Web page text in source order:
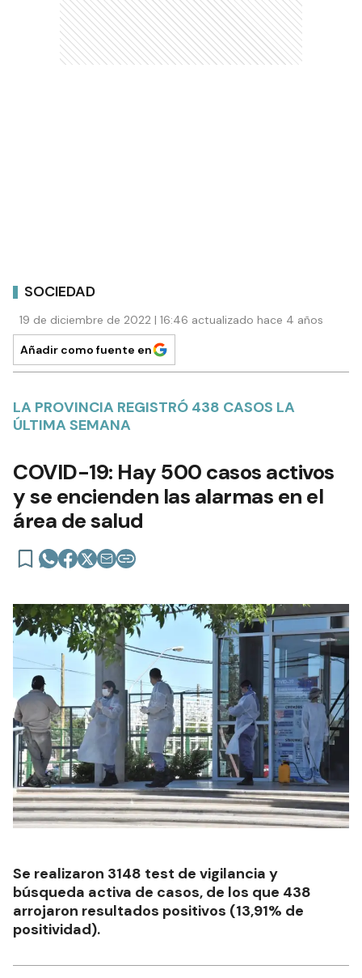
SOCIEDAD
19 de diciembre de 2022 | 16:46 actualizado hace 4 años
Añadir como fuente en
LA PROVINCIA REGISTRÓ 438 CASOS LA
ÚLTIMA SEMANA
COVID-19: Hay 500 casos activos
y se encienden las alarmas en el
área de salud
Se realizaron 3148 test de vigilancia y
búsqueda activa de casos, de los que 438
arrojaron resultados positivos (13,91% de
positividad).